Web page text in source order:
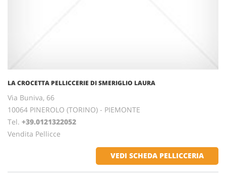
LA CROCETTA PELLICCERIE DI SMERIGLIO LAURA
Via Buniva, 66
10064 PINEROLO (TORINO) - PIEMONTE
Tel. +39.0121322052
Vendita Pellicce
VEDI SCHEDA PELLICCERIA